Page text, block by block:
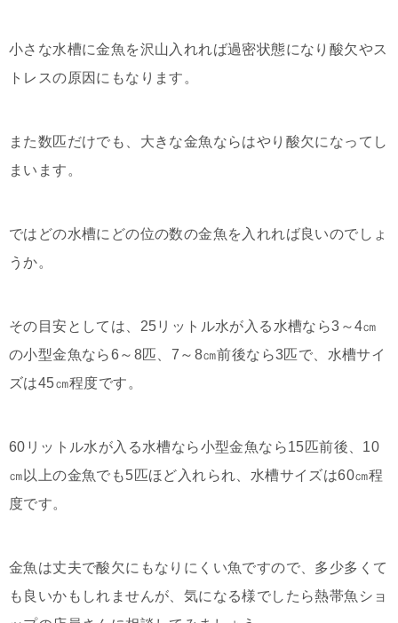
小さな水槽に金魚を沢山入れれば過密状態になり酸欠やス
トレスの原因にもなります。
また数匹だけでも、大きな金魚ならはやり酸欠になってし
まいます。
ではどの水槽にどの位の数の金魚を入れれば良いのでしょ
うか。
その目安としては、25リットル水が入る水槽なら3～4㎝
の小型金魚なら6～8匹、7～8㎝前後なら3匹で、水槽サイ
ズは45㎝程度です。
60リットル水が入る水槽なら小型金魚なら15匹前後、10
㎝以上の金魚でも5匹ほど入れられ、水槽サイズは60㎝程
度です。
金魚は丈夫で酸欠にもなりにくい魚ですので、多少多くて
も良いかもしれませんが、気になる様でしたら熱帯魚ショ